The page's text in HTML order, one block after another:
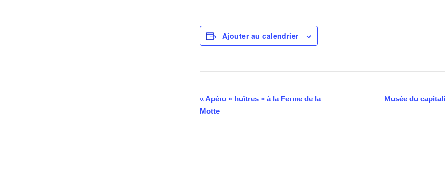
Ajouter au calendrier
«Apéro « huîtres » à la Ferme de la
Motte
Musée du